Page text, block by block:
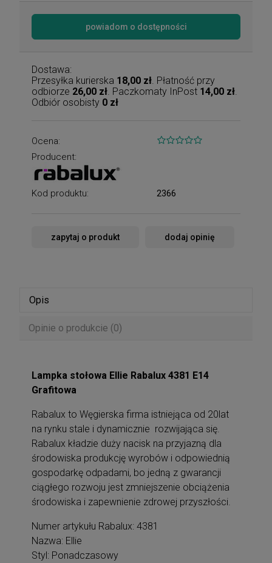
powiadom o dostępności
Dostawa:
Przesyłka kurierska 18,00 zł . Płatność przy
odbiorze 26,00 zł . Paczkomaty InPost 14,00 zł
Odbiór osobisty 0 zł
Ocena:
Producent:
Kod produktu: 2366
zapytaj o produkt dodaj opinię
Opis
Opinie o produkcie (0)
Lampka stołowa Ellie Rabalux 4381 E14
Grafitowa
Rabalux to Węgierska firma istniejąca od 20lat
na rynku stale i dynamicznie rozwijająca się.
Rabalux kładzie duży nacisk na przyjazną dla
środowiska produkcję wyrobów i odpowiednią
gospodarkę odpadami, bo jedną z gwarancji
ciągłego rozwoju jest zmniejszenie obciążenia
środowiska i zapewnienie zdrowej przyszłości.
Numer artykułu Rabalux: 4381
Nazwa: Ellie
Styl: Ponadczasowy